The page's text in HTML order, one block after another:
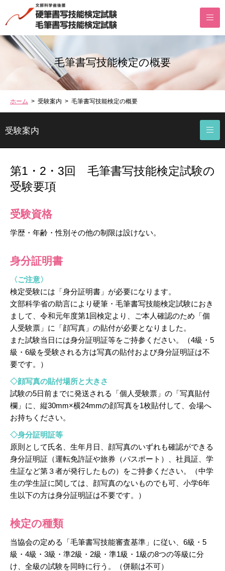
毛筆書写技能検定の概要
ホーム > 受験案内 > 毛筆書写技能検定の概要
受験案内
第1・2・3回 毛筆書写技能検定試験の
受験要項
受験資格
学歴・年齢・性別その他の制限は設けない。
身分証明書
〈ご注意〉
検定受験には「身分証明書」が必要になります。
文部科学省の助言により硬筆・毛筆書写技能検定試験におき
まして、令和元年度第1回検定より、ご本人確認のため「個
人受験票」に「顔写真」の貼付が必要となりました。
また試験当日には身分証明証等をご持参ください。（4級・5
級・6級を受験される方は写真の貼付および身分証明証は不
要です。）
◇顔写真の貼付場所と大きさ
試験の5日前までに発送される「個人受験票」の「写真貼付
欄」に、縦30mm×横24mmの顔写真を1枚貼付して、会場へ
お持ちください。
◇身分証明証等
原則として氏名、生年月日、顔写真のいずれも確認ができる
身分証明証（運転免許証や旅券（パスポート）、社員証、学
生証など第３者が発行したもの）をご持参ください。（中学
生の学生証に関しては、顔写真のないものでも可、小学6年
生以下の方は身分証明証は不要です。）
検定の種類
当協会の定める「毛筆書写技能審査基準」に従い、6級・5
級・4級・3級・準2級・2級・準1級・1級の8つの等級に分
け、全級の試験を同時に行う。（併願は不可）